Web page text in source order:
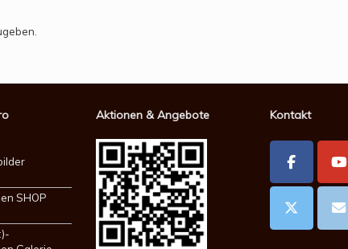
SHOP
Aktionen & Angebote Kontakt